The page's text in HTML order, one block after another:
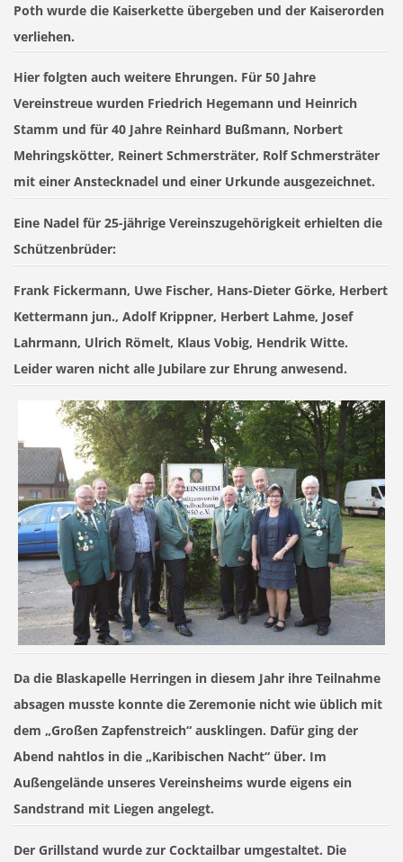
Poth wurde die Kaiserkette übergeben und der Kaiserorden
verliehen.
Hier folgten auch weitere Ehrungen. Für 50 Jahre
Vereinstreuewurden Friedrich Hegemann und Heinrich
Stamm und für 40 JahreReinhard Bußmann, Norbert
Mehringskötter, Reinert Schmersträter, Rolf Schmersträter
mit einer Anstecknadel und einer Urkunde ausgezeichnet.
Eine Nadel für 25-jährige Vereinszugehörigkeiterhielten die
Schützenbrüder:
Frank Fickermann, Uwe Fischer, Hans-Dieter Görke, Herbert
Kettermann jun., Adolf Krippner, Herbert Lahme, Josef
Lahrmann, Ulrich Römelt, Klaus Vobig, Hendrik Witte.
Leider waren nicht alle Jubilare zur Ehrung anwesend.
Da die Blaskapelle Herringen in diesem Jahr ihre Teilnahme
absagen musste konnte die Zeremonie nicht wie üblich mit
dem „Großen Zapfenstreich“ausklingen. Dafür ging der
Abend nahtlos in die „Karibischen Nacht“ über. Im
Außengelände unseres Vereinsheims wurde eigens ein
Sandstrand mit Liegen angelegt.
Der Grillstand wurde zur Cocktailbar umgestaltet. Die